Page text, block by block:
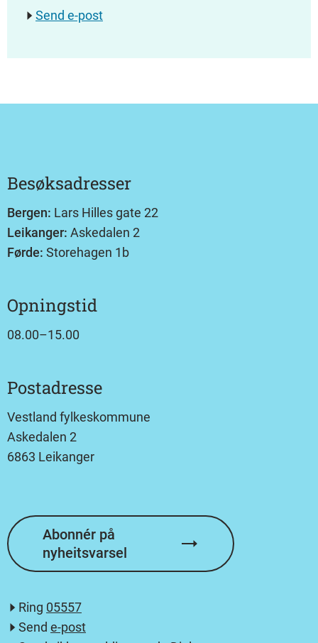
Send e-post
Besøksadresser
Bergen: Lars Hilles gate 22
Leikanger: Askedalen 2
Førde: Storehagen 1b
Opningstid
08.00–15.00
Postadresse
Vestland fylkeskommune
Askedalen 2
6863 Leikanger
Abonnér på
nyheitsvarsel
Ring 05557
Send e-post